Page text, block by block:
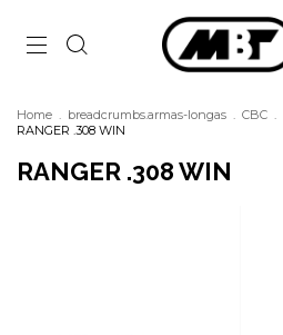
Home . breadcrumbs.armas-longas . CBC .
RANGER .308 WIN
RANGER .308 WIN